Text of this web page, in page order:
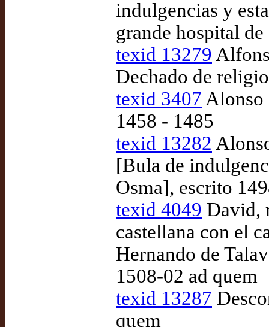
indulgencias y
grande hospital
texid 13279
Dechado de
texid 3407 Alonso
1458 - 1485
texid 13282
[Bula de
Osma], escrito
texid 4049 David,
castellana con el
Hernando de
1508-02 ad quem
texid 13287
quem